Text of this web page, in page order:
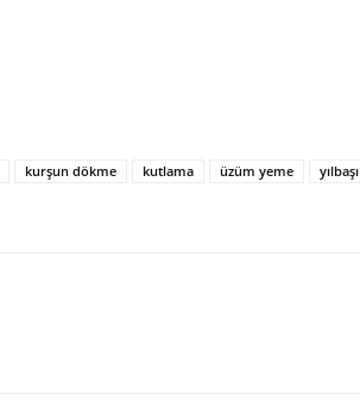
kurşun dökme kutlama üzüm yeme
yılbaşı